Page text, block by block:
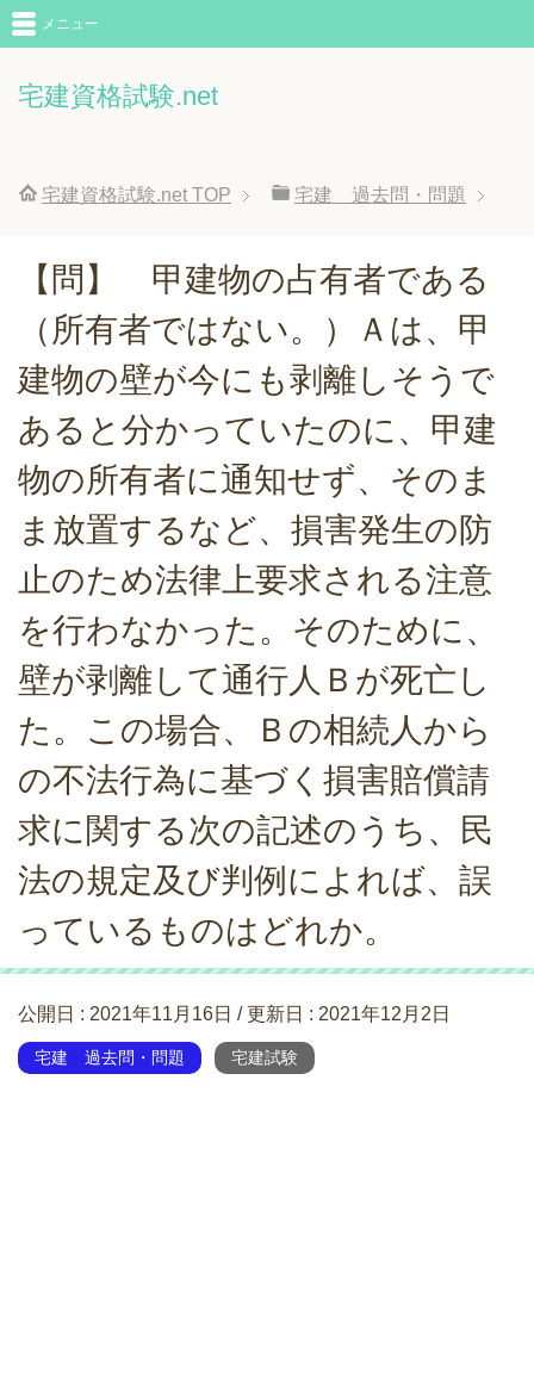
宅建資格試験.net
メニュー
宅建資格試験.net TOP 宅建 過去問・問題
【問】 甲建物の占有者である
（所有者ではない。）Ａは、甲
建物の壁が今にも剥離しそうで
あると分かっていたのに、甲建
物の所有者に通知せず、そのま
ま放置するなど、損害発生の防
止のため法律上要求される注意
を行わなかった。そのために、
壁が剥離して通行人Ｂが死亡し
た。この場合、Ｂの相続人から
の不法行為に基づく損害賠償請
求に関する次の記述のうち、民
法の規定及び判例によれば、誤
っているものはどれか。
公開日 : 2021年11月16日 / 更新日 : 2021年12月2日
宅建 過去問・問題 宅建試験